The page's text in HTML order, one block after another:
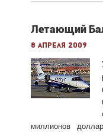
Летающий
8 апреля 2009
миллионов